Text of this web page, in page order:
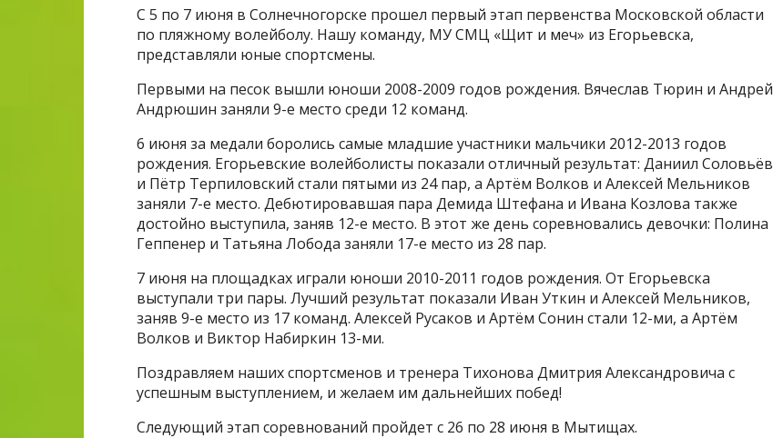
С 5 по 7 июня в Солнечногорске прошел первый этап первенства Московской области
по пляжному волейболу. Нашу команду, МУ СМЦ «Щит и меч» из Егорьевска,
представляли юные спортсмены.
Первыми на песок вышли юноши 2008-2009 годов рождения. Вячеслав Тюрин и Андрей
Андрюшин заняли 9-е место среди 12 команд.
6 июня за медали боролись самые младшие участники мальчики 2012-2013 годов
рождения. Егорьевские волейболисты показали отличный результат: Даниил Соловьёв
и Пётр Терпиловский стали пятыми из 24 пар, а Артём Волков и Алексей Мельников
заняли 7-е место. Дебютировавшая пара Демида Штефана и Ивана Козлова также
достойно выступила, заняв 12-е место. В этот же день соревновались девочки: Полина
Геппенер и Татьяна Лобода заняли 17-е место из 28 пар.
7 июня на площадках играли юноши 2010-2011 годов рождения. От Егорьевска
выступали три пары. Лучший результат показали Иван Уткин и Алексей Мельников,
заняв 9-е место из 17 команд. Алексей Русаков и Артём Сонин стали 12-ми, а Артём
Волков и Виктор Набиркин 13-ми.
Поздравляем наших спортсменов и тренера Тихонова Дмитрия Александровича с
успешным выступлением, и желаем им дальнейших побед!
Следующий этап соревнований пройдет с 26 по 28 июня в Мытищах.